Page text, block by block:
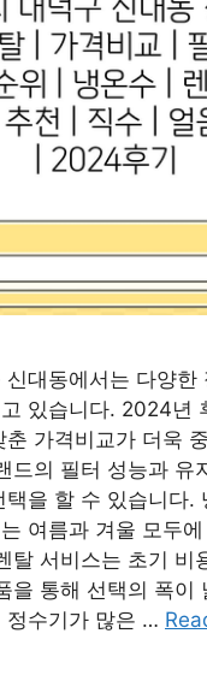
대동에서는 다양한
있습니다. 2024년
춘 가격비교가 더욱
드의 필터 성능과 유
을 할 수 있습니다.
여름과 겨울 모두
탈 서비스는 초기 비
을 통해 선택의 폭이
정수기가 많은 …